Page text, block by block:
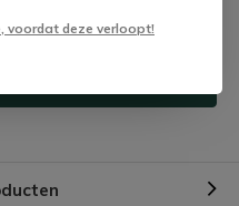
voordat deze verloopt!